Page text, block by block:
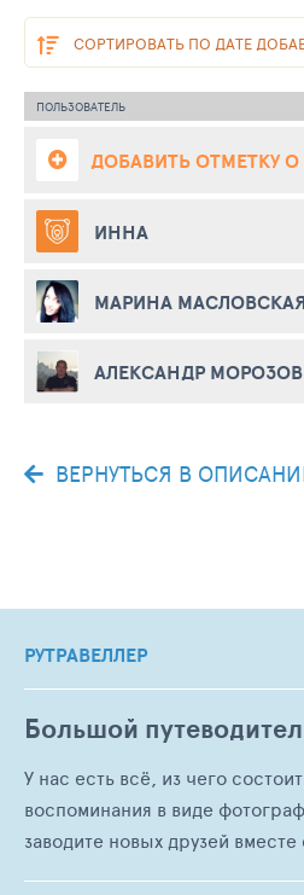
СОРТИРОВАТЬ ПО ДАТЕ
ПОЛЬЗОВАТЕЛЬ
ДОБАВИТЬ ОТМЕТКУ
ИННА
МАРИНА МАСЛОВСКАЯ
АЛЕКСАНДР МОРОЗОВ
ВЕРНУТЬСЯ В
РУТРАВЕЛЛЕР
Большой
У нас есть всё, из чего
воспоминания в виде
заводите новых друзей